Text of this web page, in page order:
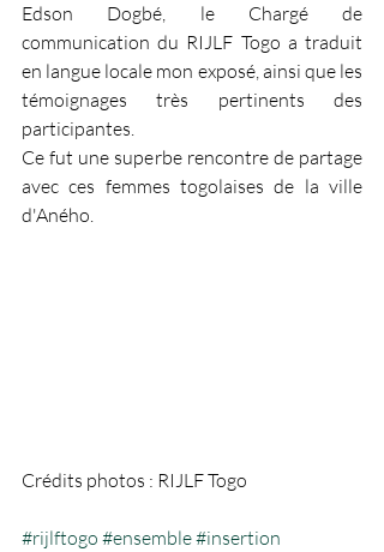
Edson Dogbé, le Chargé de
communication du RIJLF Togo a traduit
en langue locale mon exposé, ainsi que les
témoignages très pertinents des
participantes.
Ce fut une superbe rencontre de partage
avec ces femmes togolaises de la ville
d'Aného.
Crédits photos : RIJLF Togo
#rijlftogo #ensemble#insertion